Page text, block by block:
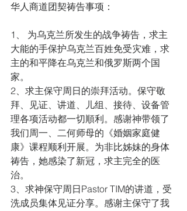
华人商道团契祷告事项：
1、 为乌克兰所发生的战争祷告，求主
大能的手保护乌克兰百姓免受灾难，求
主的和平降在乌克兰和俄罗斯两个国
家。
2、求主保守周日的崇拜活动。保守敬
拜、见证、讲道、儿组、接待、设备管
理各项活动都一切順利。感谢神带领了
我们周一、二何师母的《婚姻家庭健
康》课程顺利开展。为非比姊妹的身体
祷告，她感染了新冠，求主完全的医
治。
3、求神保守周日Pastor TIM的讲道，受
洗成员集体见证分享。感谢主保守了我